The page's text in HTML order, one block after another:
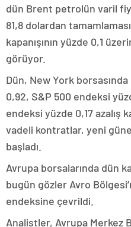
dün Brent petrolün varil
81,8 dolardan
kapanışının yüzde 0,1
görüyor.
Dün, New York
0,92, S&P 500 endeksi
endeksi yüzde 0,17 azalış
vadeli kontratlar, yeni
başladı.
Avrupa borsalarında dün
bugün gözler Avro
endeksine çevrildi.
Analistler, Avrupa Merkez